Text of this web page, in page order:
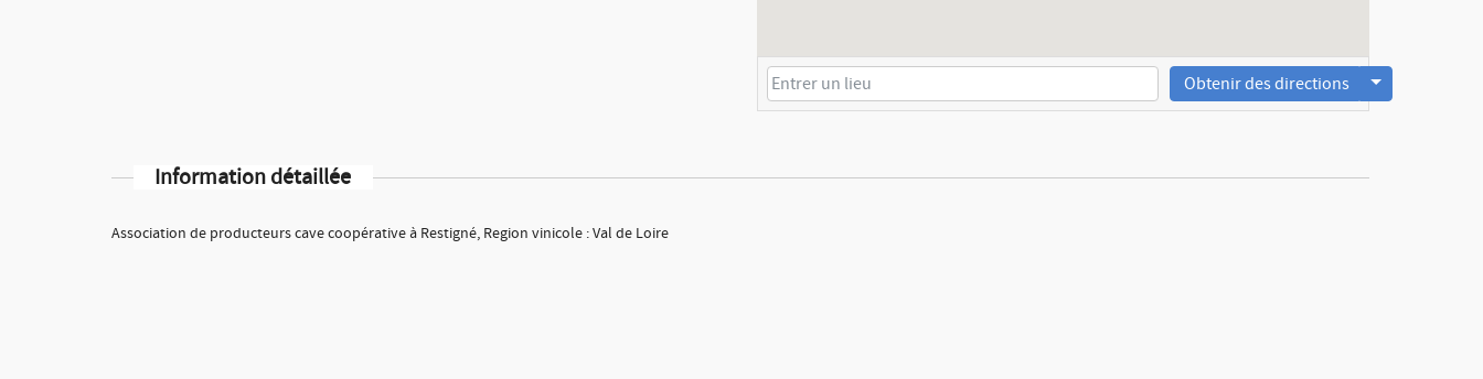
Obtenir des directions
Information détaillée
Association de producteurs cave coopérative à Restigné, Region vinicole : Val de Loire